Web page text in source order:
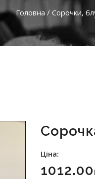
Головна / Сорочки,
Ціна:
1012.00